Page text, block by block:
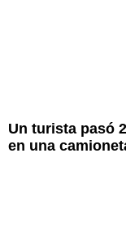
Un turista pasó
en una